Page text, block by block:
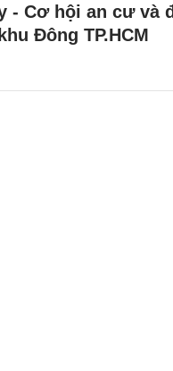
- Cơ hội an cư và
Đông TP.HCM